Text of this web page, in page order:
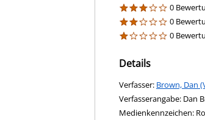
0
0
0
Details
Verfasser: Suche nach
Brown, Dan
Verfasserangabe: Dan
Medienkennzeichen: